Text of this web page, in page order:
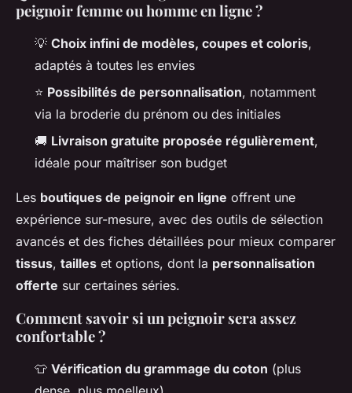
peignoir femme ou homme en ligne ?
💡 Choix infini de modèles, coupes et coloris,
adaptés à toutes les envies
⭐ Possibilités de personnalisation, notamment
via la broderie du prénom ou des initiales
🚚 Livraison gratuite proposée régulièrement,
idéale pour maîtriser son budget
Les boutiques de peignoir en ligne offrent une
expérience sur-mesure, avec des outils de sélection
avancés et des fiches détaillées pour mieux comparer
tissus, tailles et options, dont la personnalisation
offerte sur certaines séries.
Comment savoir si un peignoir sera assez
confortable ?
👕 Vérification du grammage du coton (plus